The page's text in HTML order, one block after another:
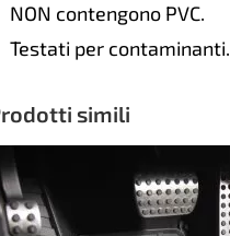
NON contengono PVC.
Testati per contaminanti.
simili